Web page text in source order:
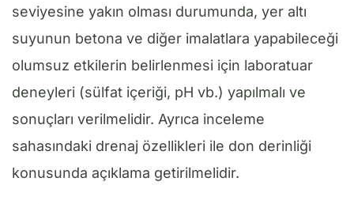
seviyesine yakın olması durumunda, yer altı
suyunun betona ve diğer imalatlara yapabileceği
olumsuz etkilerin belirlenmesi için laboratuar
deneyleri (sülfat içeriği, pH vb.) yapılmalı ve
sonuçları verilmelidir. Ayrıca inceleme
sahasındaki drenaj özellikleri ile don derinliği
konusunda açıklama getirilmelidir.